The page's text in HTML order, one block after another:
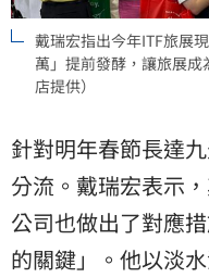
戴瑞宏指出今年ITF旅展
萬」提前發酵，讓旅展
店提供）
針對明年春節長達
分流。戴瑞宏表示
公司也做出了對應
的關鍵」。他以淡